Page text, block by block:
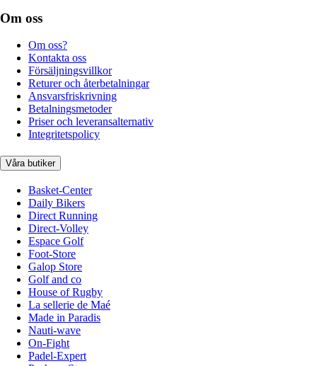
Om oss
Om oss?
Kontakta oss
Försäljningsvillkor
Returer och återbetalningar
Ansvarsfriskrivning
Betalningsmetoder
Priser och leveransalternativ
Integritetspolicy
Våra butiker
Basket-Center
Daily Bikers
Direct Running
Direct-Volley
Espace Golf
Foot-Store
Galop Store
Golf and co
House of Rugby
La sellerie de Maé
Made in Paradis
Nauti-wave
On-Fight
Padel-Expert